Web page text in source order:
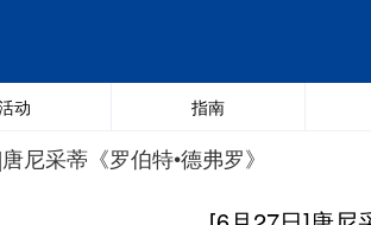
动 指南
尼采蒂《罗伯特•德弗罗》